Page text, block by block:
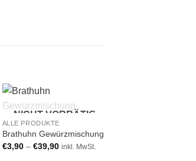
NICHT VORRÄTIG
ALLE PRODUKTE
Brathuhn Gewürzmischung
€3,90– €39,90 inkl. MwSt.